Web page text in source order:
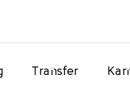
Transfer